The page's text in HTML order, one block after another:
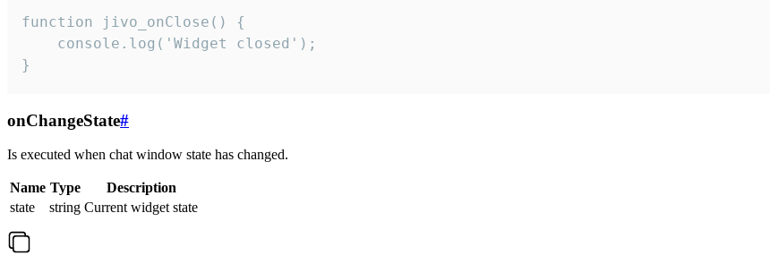
function jivo_onClose() {
    console.log('Widget closed');
}
onChangeState#
Is executed when chat window state has changed.
Name Type
Description
state
string Current widget state